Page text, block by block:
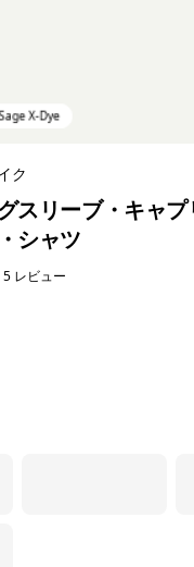
ク
スリーブ・キャ
シャツ
5 レビュー